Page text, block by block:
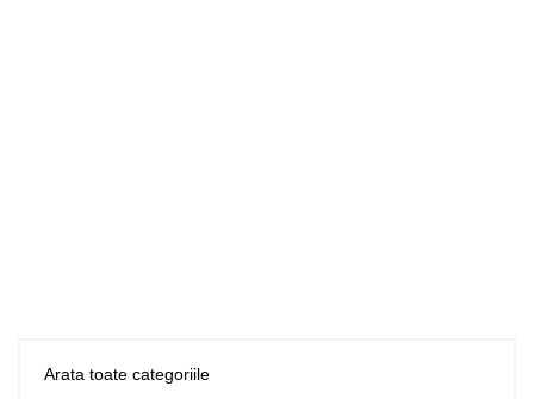
Arata toate categoriile